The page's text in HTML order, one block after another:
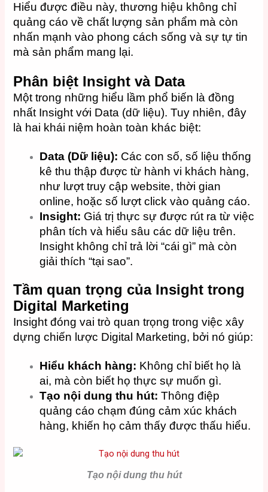
Hiểu được điều này, thương hiệu không chỉ
quảng cáo về chất lượng sản phẩm mà còn
nhấn mạnh vào phong cách sống và sự tự tin
mà sản phẩm mang lại.
Phân biệt Insight và Data
Một trong những hiểu lầm phổ biến là đồng
nhất Insight với Data (dữ liệu). Tuy nhiên, đây
là hai khái niệm hoàn toàn khác biệt:
Data (Dữ liệu): Các con số, số liệu thống
kê thu thập được từ hành vi khách hàng,
như lượt truy cập website, thời gian
online, hoặc số lượt click vào quảng cáo.
Insight: Giá trị thực sự được rút ra từ việc
phân tích và hiểu sâu các dữ liệu trên.
Insight không chỉ trả lời “cái gì” mà còn
giải thích “tại sao”.
Tầm quan trọng của Insight trong
Digital Marketing
Insight đóng vai trò quan trọng trong việc xây
dựng chiến lược Digital Marketing, bởi nó giúp:
Hiểu khách hàng: Không chỉ biết họ là
ai, mà còn biết họ thực sự muốn gì.
Tạo nội dung thu hút: Thông điệp
quảng cáo chạm đúng cảm xúc khách
hàng, khiến họ cảm thấy được thấu hiểu.
Tạo nội dung thu hút